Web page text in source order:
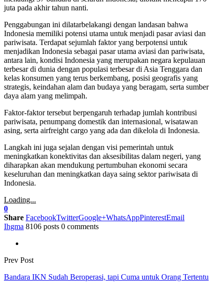
juta pada akhir tahun nanti.
Penggabungan ini dilatarbelakangi dengan landasan bahwa
Indonesia memiliki potensi utama untuk menjadi pasar aviasi dan
pariwisata. Terdapat sejumlah faktor yang berpotensi untuk
menjadikan Indonesia sebagai pasar utama aviasi dan pariwisata,
antara lain, kondisi Indonesia yang merupakan negara kepulauan
terbesar di dunia dengan populasi terbesar di Asia Tenggara dan
kelas konsumen yang terus berkembang, posisi geografis yang
strategis, keindahan alam dan budaya yang beragam, serta sumber
daya alam yang melimpah.
Faktor-faktor tersebut berpengaruh terhadap jumlah kontribusi
pariwisata, penumpang domestik dan internasional, wisatawan
asing, serta airfreight cargo yang ada dan dikelola di Indonesia.
Langkah ini juga sejalan dengan visi pemerintah untuk
meningkatkan konektivitas dan aksesibilitas dalam negeri, yang
diharapkan akan mendukung pertumbuhan ekonomi secara
keseluruhan dan meningkatkan daya saing sektor pariwisata di
Indonesia.
Loading...
0
Share FacebookTwitterGoogle+WhatsAppPinterestEmail
Ihgma 8106 posts 0 comments
Prev Post
Bandara IKN Sudah Beroperasi, tapi Cuma untuk Orang Tertentu